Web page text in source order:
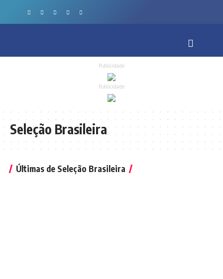
Publicidade
Publicidade
Seleção Brasileira
Últimas de Seleção Brasileira